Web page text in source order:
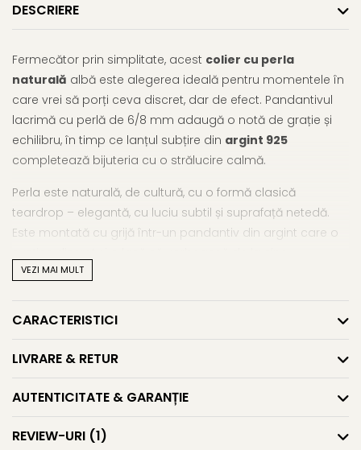
DESCRIERE
Fermecător prin simplitate, acest colier cu perla
naturală albă este alegerea ideală pentru momentele în
care vrei să porți ceva discret, dar de efect. Pandantivul
lacrimă cu perlă de 6/8 mm adaugă o notă de grație și
echilibru, în timp ce lanțul subțire din argint 925
completează bijuteria cu o strălucire calmă.
Perla este naturală, de cultură, cu o formă clasică
teardrop – elegantă, cu luciu subtil și suprafață netedă.
Este montată cu grijă într-un pandantiv din argint care o
Lungimea lanțului de 45 cm o face ideală pentru purtare
zilnică, la baza gâtului, atât individual, cât și în combinații
cu alte coliere. Este acel gen de bijuterie care merge cu
Este o alegere inspirată și atunci când vrei să dăruiești
ceva special – un gest sincer, cu gust, care se păstrează
în timp.
VEZI MAI MULT
CARACTERISTICI
LIVRARE & RETUR
AUTENTICITATE & GARANȚIE
REVIEW-URI (1)